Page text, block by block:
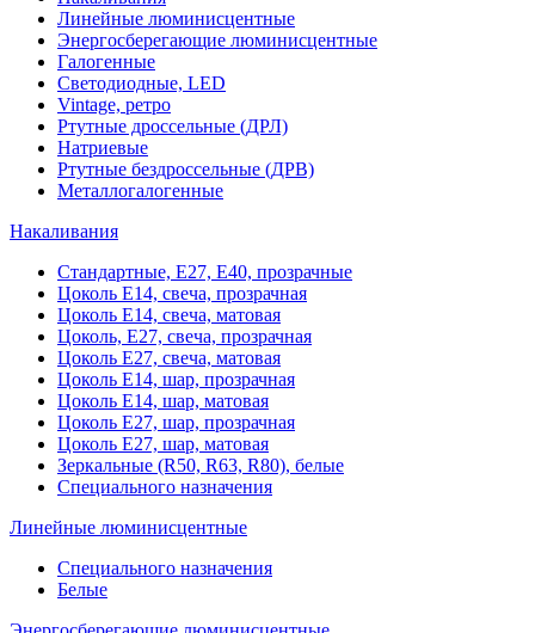
Линейные люминисцентные
Энергосберегающие люминисцентные
Галогенные
Светодиодные, LED
Vintage, ретро
Ртутные дроссельные (ДРЛ)
Натриевые
Ртутные бездроссельные (ДРВ)
Металлогалогенные
Накаливания
Стандартные, Е27, Е40, прозрачные
Цоколь Е14, свеча, прозрачная
Цоколь Е14, свеча, матовая
Цоколь, Е27, свеча, прозрачная
Цоколь Е27, свеча, матовая
Цоколь Е14, шар, прозрачная
Цоколь Е14, шар, матовая
Цоколь Е27, шар, прозрачная
Цоколь Е27, шар, матовая
Зеркальные (R50, R63, R80), белые
Специального назначения
Линейные люминисцентные
Специального назначения
Белые